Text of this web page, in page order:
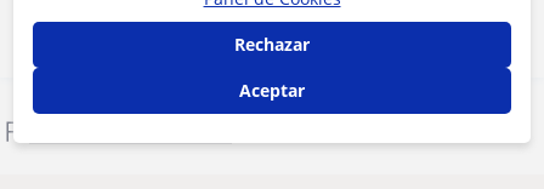
Rechazar
Aceptar